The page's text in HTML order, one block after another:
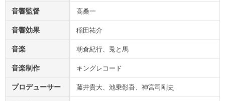
音響監督 高桑一
音響効果 稲田祐介
音楽 朝倉紀行、兎と馬
音楽制作 キングレコード
プロデューサー 藤井貴大、池乗彰吾、神宮司剛史